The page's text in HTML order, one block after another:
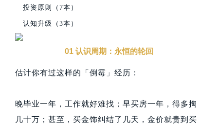
投资原则（7本）
认知升级（3本）
01 认识周期：永恒的轮回
估计你有过这样的「倒霉」经历：
晚毕业一年，工作就好难找；早买房一年，得多掏
几十万；甚至，买金饰纠结了几天，金价就贵到买